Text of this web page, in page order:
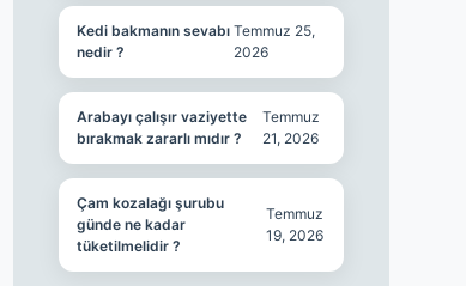
Kedi bakmanın sevabı
nedir ?
Temmuz 25,
2026
Arabayı çalışır vaziyette
bırakmak zararlı mıdır ?
Temmuz
21, 2026
Çam kozalağı şurubu
günde ne kadar
tüketilmelidir ?
Temmuz
19, 2026